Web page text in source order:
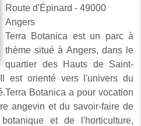
Route d'Épinard - 49000
Angers
Terra Botanica est un parc à
thème situé à Angers, dans le
quartier des Hauts de Saint-
est orienté vers l'univers du
Botanica a pour vocation
angevin et du savoir-faire de
et de l'horticulture,